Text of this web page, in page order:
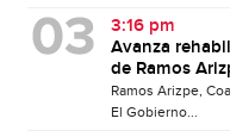
3:16 pm
Avanza
de Ramos
Ramos Arizpe,
El Gobierno...